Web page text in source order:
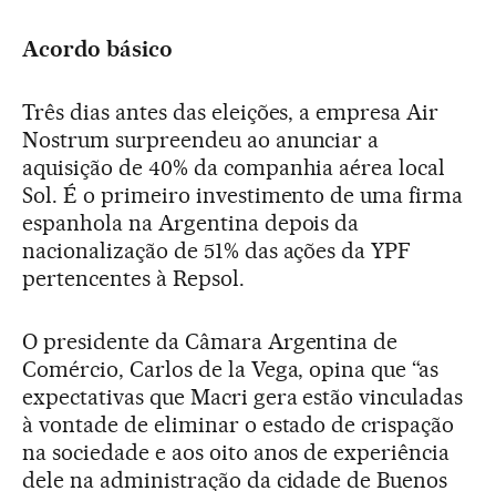
Acordo básico
Três dias antes das eleições, a empresa Air
Nostrum surpreendeu ao anunciar a
aquisição de 40% da companhia aérea local
Sol. É o primeiro investimento de uma firma
espanhola na Argentina depois da
nacionalização de 51% das ações da YPF
pertencentes à Repsol.
O presidente da Câmara Argentina de
Comércio, Carlos de la Vega, opina que “as
expectativas que Macri gera estão vinculadas
à vontade de eliminar o estado de crispação
na sociedade e aos oito anos de experiência
dele na administração da cidade de Buenos